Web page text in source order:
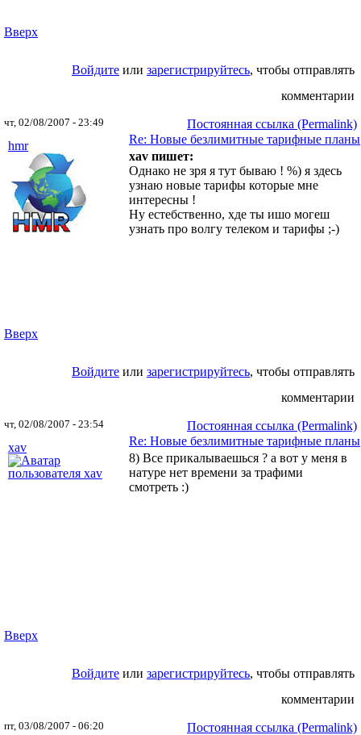
Вверх
Войдите или зарегистрируйтесь, чтобы отправлять
комментарии
чт, 02/08/2007 - 23:49
Постоянная ссылка (Permalink)
hmr
Re: Новые безлимитные тарифные планы
xav пишет:
Однако не зря я тут бываю ! %) я здесь
узнаю новые тарифы которые мне
интересны !
Ну естебственно, хде ты ишо могеш
узнать про волгу телеком и тарифы ;-)
Вверх
Войдите или зарегистрируйтесь, чтобы отправлять
комментарии
чт, 02/08/2007 - 23:54
Постоянная ссылка (Permalink)
xav
Re: Новые безлимитные тарифные планы
8) Все прикалываешься ? а вот у меня в
натуре нет времени за трафими
смотреть :)
Вверх
Войдите или зарегистрируйтесь, чтобы отправлять
комментарии
пт, 03/08/2007 - 06:20
Постоянная ссылка (Permalink)